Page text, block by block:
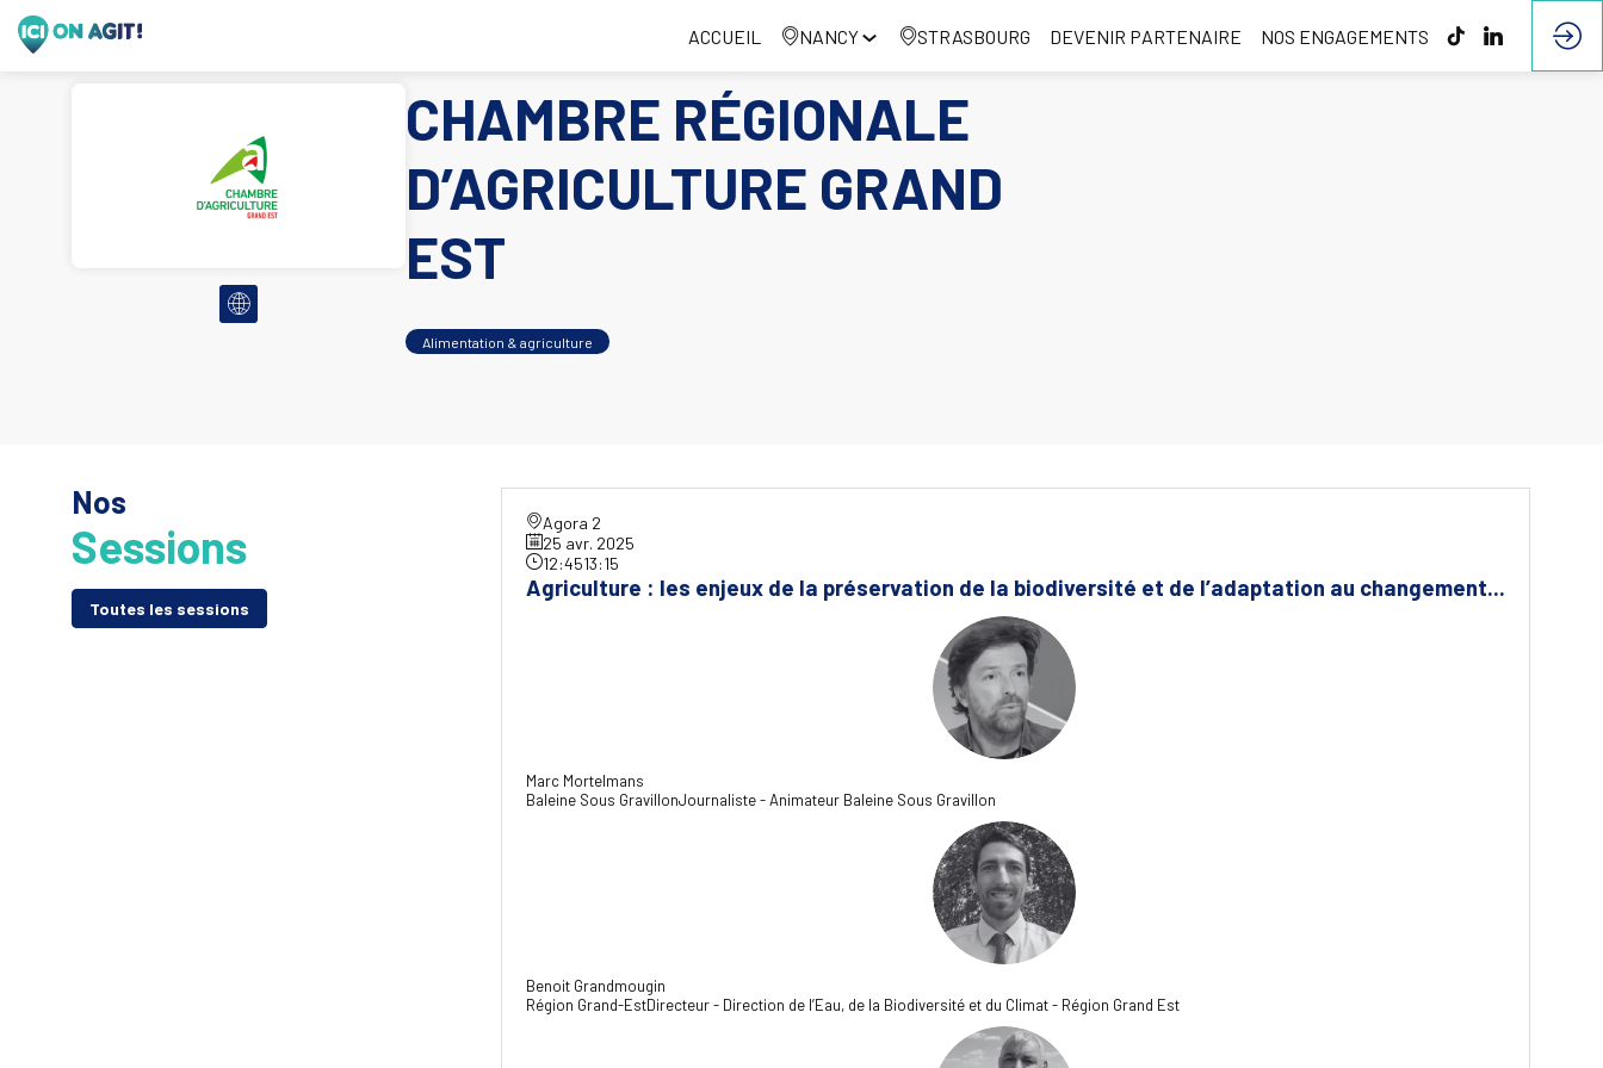
ACCUEIL NANCY STRASBOURG DEVENIR PARTENAIRE NOS ENGAGEMENTS
CHAMBRE RÉGIONALE
D’AGRICULTURE GRAND
EST
Alimentation & agriculture
Nos
Sessions
Toutes les sessions
Agora 2
25 avr. 2025
12:4513:15
Agriculture : les enjeux de la préservation de la biodiversité et de l’adaptation au changement...
MM
Marc Mortelmans
Baleine Sous GravillonJournaliste - Animateur Baleine Sous Gravillon
BG
Benoit Grandmougin
Région Grand-EstDirecteur - Direction de l’Eau, de la Biodiversité et du Climat - Région Grand Est